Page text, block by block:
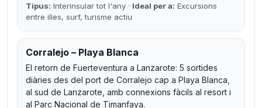
Tipus: Interinsular tot l'any · Ideal per a: Excursions
entre illes, surf, turisme actiu
Corralejo – Playa Blanca
El retorn de Fuerteventura a Lanzarote: 5 sortides
diàries des del port de Corralejo cap a Playa Blanca,
al sud de Lanzarote, amb connexions fàcils al resort i
al Parc Nacional de Timanfaya.